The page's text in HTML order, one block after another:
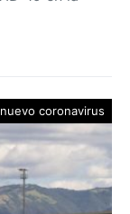
coronavirus